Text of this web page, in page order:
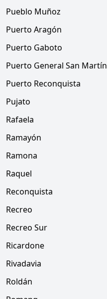
Pueblo Muñoz
Puerto Aragón
Puerto Gaboto
Puerto General San Martín
Puerto Reconquista
Pujato
Rafaela
Ramayón
Ramona
Raquel
Reconquista
Recreo
Recreo Sur
Ricardone
Rivadavia
Roldán